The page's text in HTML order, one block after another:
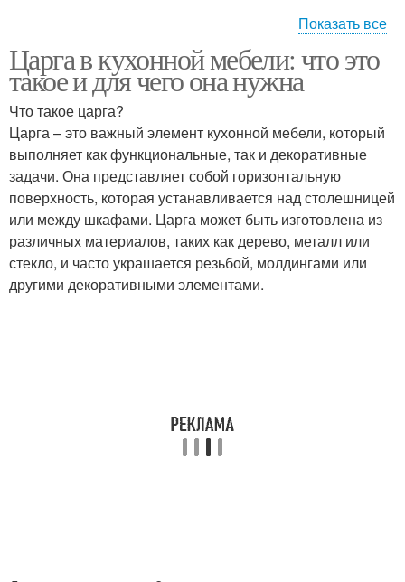
Царга в комфорте
Разница между
различными типами
Царга к основной
конструкции
Показать все
Царга в кухонной мебели: что это
такое и для чего она нужна
Что такое царга?
Царга – это важный элемент кухонной мебели, который
выполняет как функциональные, так и декоративные
задачи. Она представляет собой горизонтальную
поверхность, которая устанавливается над столешницей
или между шкафами. Царга может быть изготовлена из
различных материалов, таких как дерево, металл или
стекло, и часто украшается резьбой, молдингами или
другими декоративными элементами.